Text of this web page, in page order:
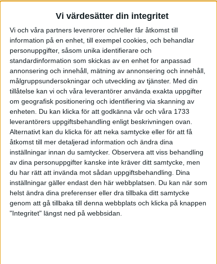
Vi värdesätter din integritet
Vi och våra partners levenrorer och/eller får åtkomst till
information på en enhet, till exempel cookies, och behandlar
personuppgifter, såsom unika identifierare och
standardinformation som skickas av en enhet for anpassad
annonsering och innehåll, mätning av annonsering och innehåll,
målgruppsundersokningar och utveckling av tjänster. Med din
tillåtelse kan vi och våra leverantörer använda exakta uppgifter
om geografisk positionering och identifiering via skanning av
enheten. Du kan klicka för att godkänna vår och våra 1733
leverantörers uppgiftsbehandling enligt beskrivningen ovan.
Alternativt kan du klicka för att neka samtycke eller för att få
åtkomst till mer detaljerad information och ändra dina
inställningar innan du samtycker. Observera att viss behandling
av dina personuppgifter kanske inte kräver ditt samtycke, men
du har rätt att invända mot sådan uppgiftsbehandling. Dina
inställningar gäller endast den här webbplatsen. Du kan när som
helst ändra dina preferenser eller dra tillbaka ditt samtycke
genom att gå tillbaka till denna webbplats och klicka på knappen
"Integritet" längst ned på webbsidan.
Norrlänningar firade semester i
Strängnäs
28 jun 1998
Maratonlöparna bäst i Trosa
I år fick Andervang kransen
27 jun 1998
Intresset ökar för Lidingöloppet
26 jun 1998
Värmemara
väntarvärldsmästaraspiranter
24 jun 1998